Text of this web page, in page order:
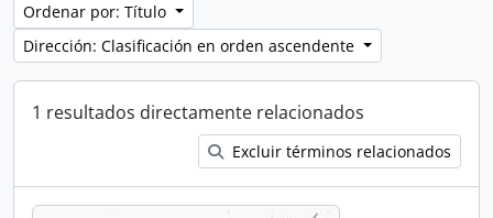
Ordenar por: Título
Dirección: Clasificación en orden ascendente
1 resultados directamente relacionados
Excluir términos relacionados